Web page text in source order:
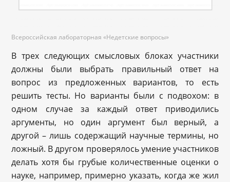
Всероссийская лабораторная «Недетские вопросы»
В трех следующих смысловых блоках участники
должны были выбрать правильный ответ на
вопрос из предложенных вариантов, то есть
решить тесты. Но варианты были с подвохом: в
одном случае за каждый ответ приводились
аргументы, но один аргумент был верный, а
другой – лишь содержащий научные термины, но
ложный. В другом проверялось умение участников
делать хотя бы грубые количественные оценки о
науке, например, примерно указать, когда же жил